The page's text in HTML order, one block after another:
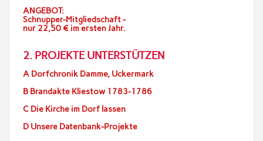
ANGEBOT:
Schnupper-Mitgliedschaft -
nur 22,50 € im ersten Jahr.
2. PROJEKTE UNTERSTÜTZEN
A Dorfchronik Damme, Uckermark
B Brandakte Kliestow 1783-1786
C Die Kirche im Dorf lassen
D Unsere Datenbank-Projekte